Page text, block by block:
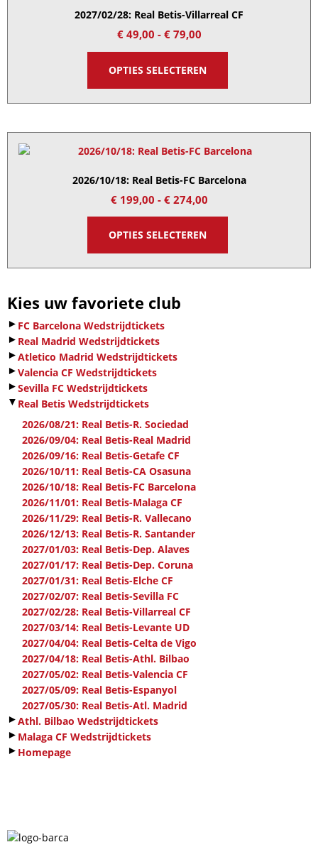
Kies uw favoriete club
► FC Barcelona Wedstrijdtickets
► Real Madrid Wedstrijdtickets
►Atletico Madrid Wedstrijdtickets
►Valencia CF Wedstrijdtickets
►Sevilla FC Wedstrijdtickets
▼ Real Betis Wedstrijdtickets
2026/08/21: Real Betis-R. Sociedad
2026/09/04: Real Betis-Real Madrid
2026/09/16: Real Betis-Getafe CF
2026/10/11: Real Betis-CA Osasuna
2026/10/18: Real Betis-FC Barcelona
2026/11/01: Real Betis-Malaga CF
2026/11/29: Real Betis-R. Vallecano
2026/12/13: Real Betis-R. Santander
2027/01/03: Real Betis-Dep. Alaves
2027/01/17: Real Betis-Dep. Coruna
2027/01/31: Real Betis-Elche CF
2027/02/07: Real Betis-Sevilla FC
2027/02/28: Real Betis-Villarreal CF
2027/03/14: Real Betis-Levante UD
2027/04/04: Real Betis-Celta de Vigo
2027/04/18: Real Betis-Athl. Bilbao
2027/05/02: Real Betis-Valencia CF
2027/05/09: Real Betis-Espanyol
2027/05/30: Real Betis-Atl. Madrid
►Athl. Bilbao Wedstrijdtickets
► Malaga CF Wedstrijdtickets
► Homepage
2027/02/28: Real Betis-Villarreal CF
€49,00 - €79,00
OPTIES SELECTEREN
2026/10/18: Real Betis-FC Barcelona
€199,00 - €274,00
OPTIES SELECTEREN